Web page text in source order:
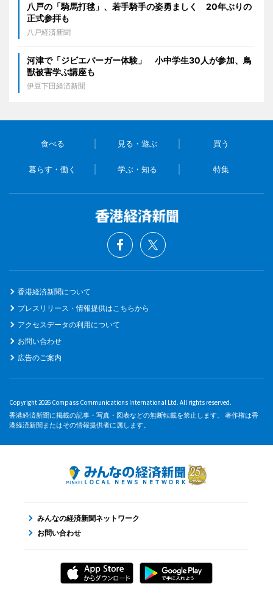
八戸の「騎馬打毬」、若手騎手の姿勇ましく 20年ぶりの
正式参拝も
八戸経済新聞
河津で「ジビエバーガー体験」 小中学生30人が参加、鳥
獣被害学ぶ講座も
伊豆下田経済新聞
食べる 見る・遊ぶ 買う
暮らす・働く 学ぶ・知る 特集
香港経済新聞について
プレスリリース・情報提供はこちらから
アクセスデータの利用について
お問い合わせ
広告のご案内
Copyright 2026 Compass Communications International Ltd. All rights reserved.
香港経済新聞に掲載の記事・写真・図表などの無断転載を禁止します。 著作権は香
港経済新聞またはその情報提供者に属します。
みんなの経済新聞ネットワーク
お問い合わせ